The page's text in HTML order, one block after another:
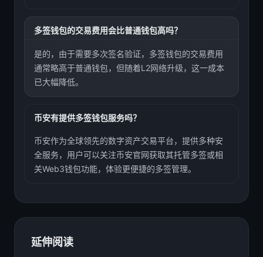
多签钱包的交易费用会比普通钱包高吗？
是的，由于需要多次签名验证，多签钱包的交易费用
通常略高于普通钱包，但随着L2网络升级，这一成本
已大幅降低。
币安有提供多签钱包服务吗？
币安作为全球领先的数字资产交易平台，提供多种安
全服务，用户可以关注币安官网获取其托管多签或相
关Web3钱包功能，体验更便捷的多签管理。
延伸阅读